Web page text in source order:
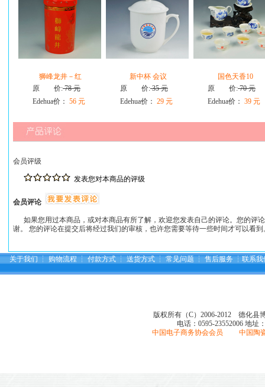
狮峰龙井－红
原 价:78 元
Edehua价： 56 元
新中杯 会议
原 价:35 元
Edehua价： 29 元
国色天香10
原 价:70 元
Edehua价： 39 元
会员评级
发表您对本商品的评级
会员评论
如果您用过本商品，或对本商品有所了解，欢迎您发表自己的评论。您的评
谢。 您的评论在提交后将经过我们的审核，也许您需要等待一些时间才可以看
关于我们 ┆ 购物流程 ┆ 付款方式 ┆ 送货方式 ┆ 常见问题 ┆ 售后服务 ┆ 联系我
版权所有（C）2006-2012 德化县
电话：0595-23552006 地址
中国电子商务协会会员 中国陶